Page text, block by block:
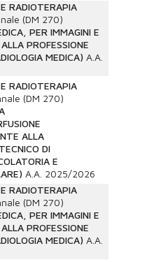
RADIOTERAPIA
(DM 270)
PER IMMAGINI E
PROFESSIONE
MEDICA) A.A.
RADIOTERAPIA
(DM 270)
ALLA
DI
E
A.A. 2025/2026
RADIOTERAPIA
(DM 270)
PER IMMAGINI E
PROFESSIONE
MEDICA) A.A.